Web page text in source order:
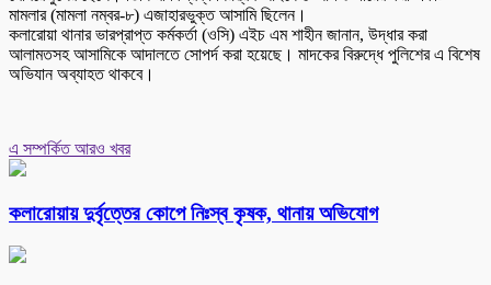
মামলার (মামলা নম্বর-৮) এজাহারভুক্ত আসামি ছিলেন।
কলারোয়া থানার ভারপ্রাপ্ত কর্মকর্তা (ওসি) এইচ এম শাহীন জানান, উদ্ধার করা
আলামতসহ আসামিকে আদালতে সোপর্দ করা হয়েছে। মাদকের বিরুদ্ধে পুলিশের এ বিশেষ
অভিযান অব্যাহত থাকবে।
এ সম্পর্কিত আরও খবর
কলারোয়ায় দুর্বৃত্তের কোপে নিঃস্ব কৃষক, থানায় অভিযোগ